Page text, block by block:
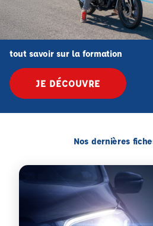
tout savoir sur la formation
JE DÉCOUVRE
Nos dernières